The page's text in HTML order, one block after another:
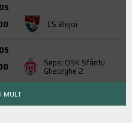
CS Blejoi
Sepsi OSK Sfântu
Gheorghe 2
MULT